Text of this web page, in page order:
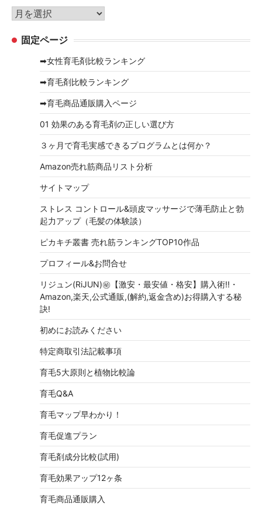
リ
ー
ア
カ 固定ページ
➡女性育毛剤比較ランキング
➡育毛剤比較ランキング
➡育毛商品通販購入ページ
01 効果のある育毛剤の正しい選び方
３ヶ月で育毛実感できるプログラムとは何か？
Amazon売れ筋商品リスト分析
サイトマップ
ストレス コントロール&頭皮マッサージで薄毛防止と勃
起力アップ（毛髪の体験談）
ピカキチ叢書 売れ筋ランキングTOP10作品
プロフィール&お問合せ
リジュン(RiJUN)㊙【激安・最安値・格安】購入術!!・
Amazon,楽天,公式通販,(解約,返金含め)お得購入する秘
訣!
初めにお読みください
特定商取引法記載事項
育毛5大原則と植物比較論
育毛Q&A
育毛マップ早わかり！
育毛促進プラン
育毛剤成分比較(試用)
育毛効果アップ12ヶ条
育毛商品通販購入